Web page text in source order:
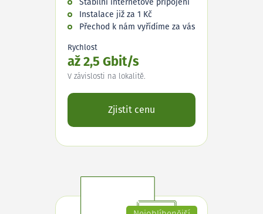
Stabilní internetové připojení
Instalace již za 1 Kč
Přechod k nám vyřídíme za vás
Rychlost
až 2,5 Gbit/s
V závislosti na lokalitě.
Zjistit cenu